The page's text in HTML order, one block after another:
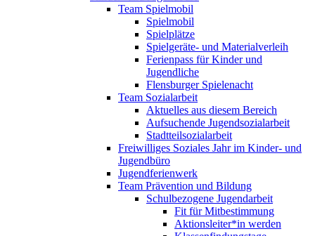
Team Spielmobil
Spielmobil
Spielplätze
Spielgeräte- und Materialverleih
Ferienpass für Kinder und
Jugendliche
Flensburger Spielenacht
Team Sozialarbeit
Aktuelles aus diesem Bereich
Aufsuchende Jugendsozialarbeit
Stadtteilsozialarbeit
Freiwilliges Soziales Jahr im Kinder- und
Jugendbüro
Jugendferienwerk
Team Prävention und Bildung
Schulbezogene Jugendarbeit
Fit für Mitbestimmung
Aktionsleiter*in werden